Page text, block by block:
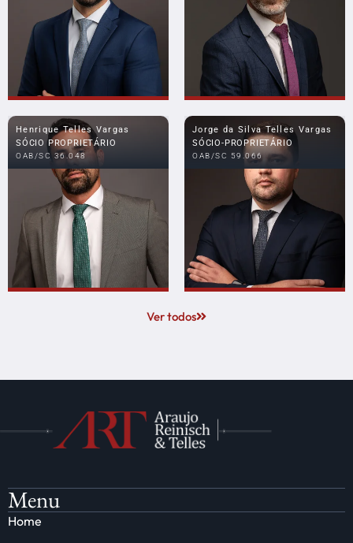
Henrique Telles Vargas
SÓCIO PROPRIETÁRIO
OAB/SC 36.048
Jorge da Silva Telles Vargas
SÓCIO-PROPRIETÁRIO
OAB/SC 59.066
Ver todos
Menu
Home